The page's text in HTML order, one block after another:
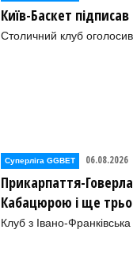
Київ-Баскет
Столичний клуб
Суперліга GGBET 06.08.2026
Прикарпаття-
Кабацюрою і ще
Клуб з Івано-